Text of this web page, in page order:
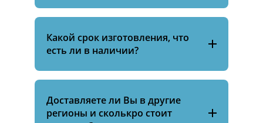
Какой срок изготовления, что
есть ли в наличии?
Доставляете ли Вы в другие
регионы и сколькро стоит